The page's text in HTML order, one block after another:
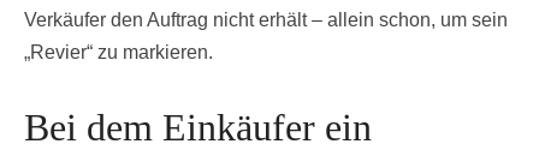
Verkäufer den Auftrag nicht erhält – allein schon, um sein
„Revier“ zu markieren.
Bei dem Einkäufer ein